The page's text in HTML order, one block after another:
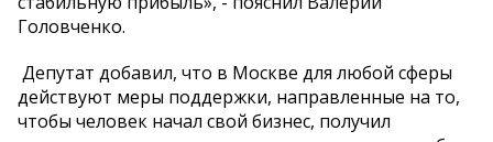
Головченко.
Депутат добавил, что в Москве для любой сферы
действуют меры поддержки, направленные на то,
чтобы человек начал свой бизнес, получил